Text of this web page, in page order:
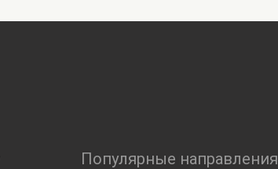
Популярные направления